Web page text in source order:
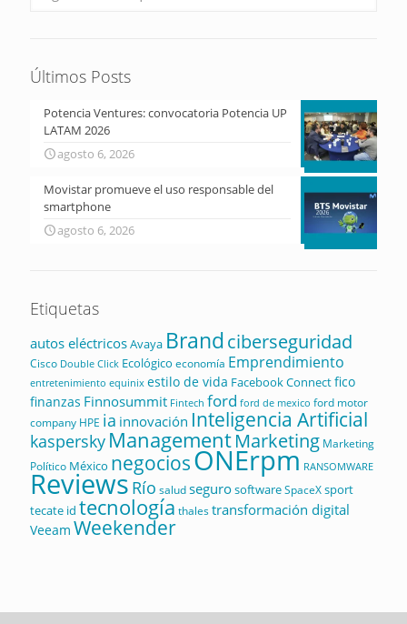
Últimos Posts
Potencia Ventures: convocatoria Potencia UP
LATAM 2026
agosto 6, 2026
Movistar promueve el uso responsable del
smartphone
agosto 6, 2026
Etiquetas
autos eléctricosAvaya Brandciberseguridad
Cisco Double Click Ecológico economía Emprendimiento
entretenimiento equinix estilo de vida Facebook Connectfico
finanzas Finnosummit Fintech ford ford de mexico ford motor
company HPE ia innovación Inteligencia Artificial
kaspersky ManagementMarketing Marketing
Político México negociosONErpm RANSOMWARE
Reviews Río saludsegurosoftwareSpaceXsport
tecate id tecnología thalestransformación digital
Veeam Weekender